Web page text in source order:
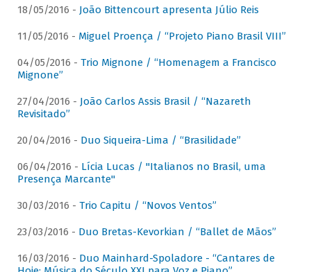
18/05/2016 - João Bittencourt apresenta Júlio Reis
11/05/2016 - Miguel Proença / “Projeto Piano Brasil VIII”
04/05/2016 - Trio Mignone / “Homenagem a Francisco
Mignone”
27/04/2016 - João Carlos Assis Brasil / “Nazareth
Revisitado”
20/04/2016 - Duo Siqueira-Lima / “Brasilidade”
06/04/2016 - Lícia Lucas / "Italianos no Brasil, uma
Presença Marcante"
30/03/2016 - Trio Capitu / “Novos Ventos”
23/03/2016 - Duo Bretas-Kevorkian / “Ballet de Mãos”
16/03/2016 - Duo Mainhard-Spoladore - “Cantares de